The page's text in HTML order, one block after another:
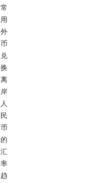
常
用
外
币
兑
换
离
岸
人
民
币
的
汇
率
趋